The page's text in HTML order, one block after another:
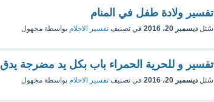
تفسير ولادة طفل في المنام
سُئل ديسمبر 20، 2016 في تصنيف تفسير الاحلام بواسطة مجهول
تفسير و للحرية الحمراء باب بكل يد مضرجة يدق
سُئل ديسمبر 20، 2016 في تصنيف تفسير الاحلام بواسطة مجهول